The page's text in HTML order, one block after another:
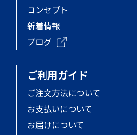
コンセプト
新着情報
ブログ
ご利用ガイド
ご注文方法について
お支払いについて
お届けについて